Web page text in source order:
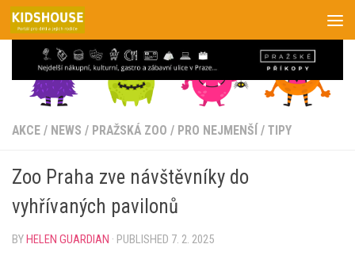
Skip to content
AKCE / NEWS / PRAŽSKÁ ZOO / PRO NEJMENŠÍ / TIPY
Zoo Praha zve návštěvníky do
vyhřívaných pavilonů
BYHELEN GUARDIAN · PUBLISHED 7. 2. 2025